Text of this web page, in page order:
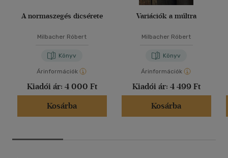
A normaszegés dicsérete
Milbacher Róbert
Könyv
Árinformációk
Kiadói ár: 4 000 Ft
Kosárba
Variációk a múltra
Milbacher Róbert
Könyv
Árinformációk
Kiadói ár: 4 499 Ft
Kosárba